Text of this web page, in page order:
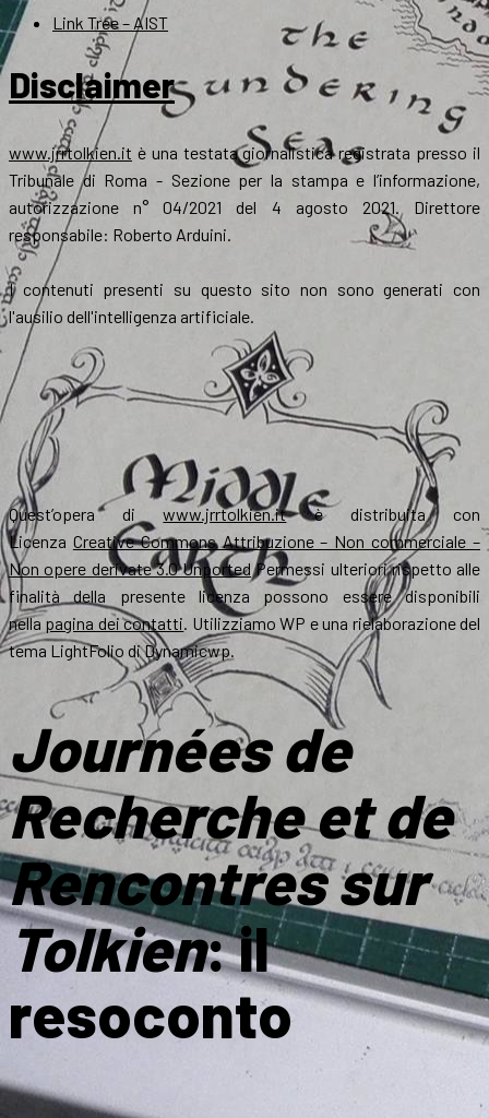
Link Tree – AIST
Disclaimer
www.jrrtolkien.it è una testata giornalistica registrata presso il
Tribunale di Roma - Sezione per la stampa e l’informazione,
autorizzazione n° 04/2021 del 4 agosto 2021. Direttore
responsabile: Roberto Arduini.
I contenuti presenti su questo sito non sono generati con
l'ausilio dell'intelligenza artificiale.
Quest’opera diwww.jrrtolkien.itè distribuita con
Licenza Creative Commons Attribuzione – Non commerciale –
Non opere derivate 3.0 UnportedPermessi ulteriori rispetto alle
finalità della presente licenza possono essere disponibili
nellapagina dei contatti. Utilizziamo WP e una rielaborazione del
tema LightFolio di Dynamicwp.
Journées de
Recherche et de
Rencontres sur
Tolkien: il
resoconto